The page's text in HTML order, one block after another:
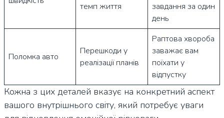
темп життя
завдання за один
день
Поломка авто
Перешкоди у
реалізації планів
Раптова хвороба
заважає вам
поїхати у
відпустку
Кожна з цих деталей вказує на конкретний аспект
вашого внутрішнього світу, який потребує уваги